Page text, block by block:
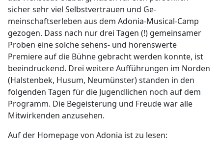
sicher sehr viel Selbstvertrauen und Ge­
meinschaftserleben aus dem Adonia-Musical-Camp
gezogen. Dass nach nur drei Tagen (!) gemeinsamer
Proben eine solche sehens- und hörens­werte
Premiere auf die Bühne gebracht werden konnte, ist
beeindruckend. Drei weitere Aufführungen im Norden
(Halstenbek, Husum, Neumünster) standen in den
folgenden Tagen für die Jugendlichen noch auf dem
Pro­gramm. Die Begeisterung und Freude war alle
Mitwirkenden anzusehen.
Auf der Homepage von Adonia ist zu lesen: